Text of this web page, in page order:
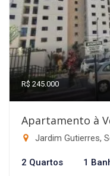
R$ 245.000
Apartamento à
Jardim Gutierres,
2 Quartos 1